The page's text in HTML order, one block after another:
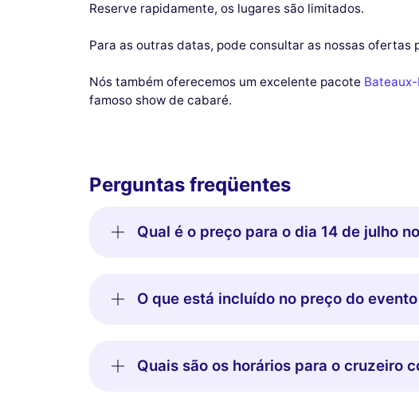
Reserve rapidamente, os lugares são limitados.
Para as outras datas, pode consultar as nossas ofertas
Nós também oferecemos um excelente pacote
famoso show de cabaré.
Perguntas freqüentes
Qual é o preço para o dia 14 de julho
O que está incluído no preço do
Quais são os horários para o cruzeiro